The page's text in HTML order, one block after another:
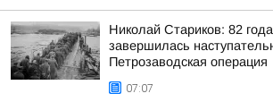
Николай Стариков: 82
завершилась
Петрозаводская операция
07:07